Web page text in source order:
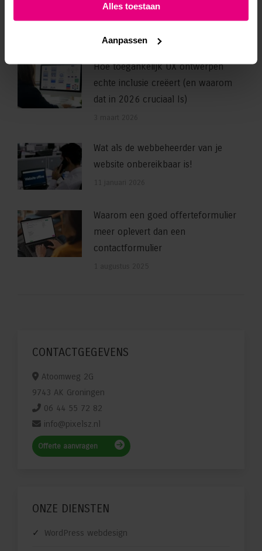
Alles toestaan
Aanpassen
Hoe toegankelijk UX ontwerpen
echte inclusie creëert (en waarom
dat in 2026 cruciaal Is)
Wat als de webbeheerder van je
website onbereikbaar is!
Waarom een goed offerteformulier
meer oplevert dan een
contactformulier
CONTACTGEGEVENS
Atoomweg 2G
9743 AK Groningen
06 44 55 72 82
info@pixelsz.nl
Offerte aanvragen
ONZE DIENSTEN
WordPress webdesign